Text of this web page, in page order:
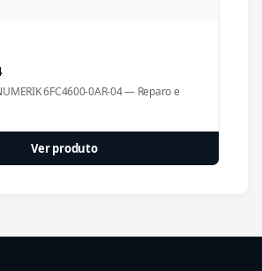
6FC4600-0AR-04 — Reparo e
Ver produto